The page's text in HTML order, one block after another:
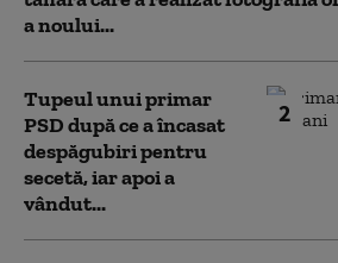
a noului...
2
Tupeul unui primar
PSD după ce a încasat
despăgubiri pentru
secetă, iar apoi a
vândut...